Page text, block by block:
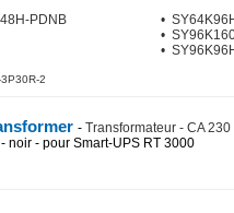
PDNB
•
•
•
2
- Transformateur - CA
noir - pour Smart-UPS RT 3000